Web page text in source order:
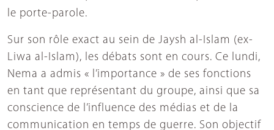
le porte-parole.
Sur son rôle exact au sein de Jaysh al-Islam (ex-
Liwa al-Islam), les débats sont en cours. Ce lundi,
Nema a admis « l’importance » de ses fonctions
en tant que représentant du groupe, ainsi que sa
conscience de l’influence des médias et de la
communication en temps de guerre. Son objectif